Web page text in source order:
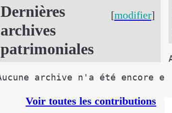
[modifier]
Dernières
archives
patrimoniales
Voir toutes les contributions